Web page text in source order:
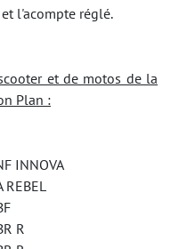
l'acompte réglé.
et de motos de la
Plan :
INNOVA
R